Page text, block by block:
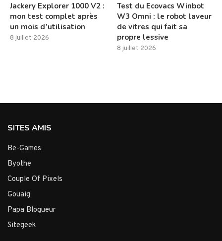
Jackery Explorer 1000 V2 :
mon test complet après
un mois d’utilisation
8 juillet 2026
Test du Ecovacs Winbot
W3 Omni : le robot laveur
de vitres qui fait sa
propre lessive
8 juillet 2026
SITES AMIS
Be-Games
Byothe
Couple Of Pixels
Gouaig
Papa Blogueur
Sitegeek